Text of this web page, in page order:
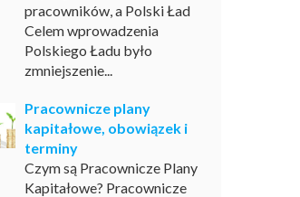
pracowników, a Polski Ład
Celem wprowadzenia
Polskiego Ładu było
zmniejszenie...
Pracownicze plany
kapitałowe, obowiązek i
terminy
Czym są Pracownicze Plany
Kapitałowe? Pracownicze